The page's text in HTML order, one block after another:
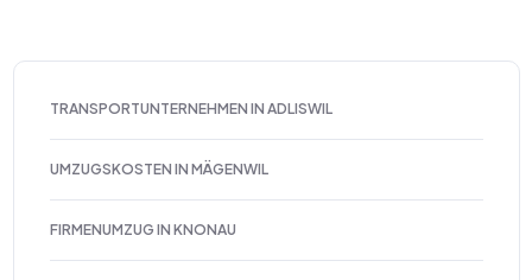
TRANSPORTUNTERNEHMEN IN ADLISWIL
UMZUGSKOSTEN IN MÄGENWIL
FIRMENUMZUG IN KNONAU